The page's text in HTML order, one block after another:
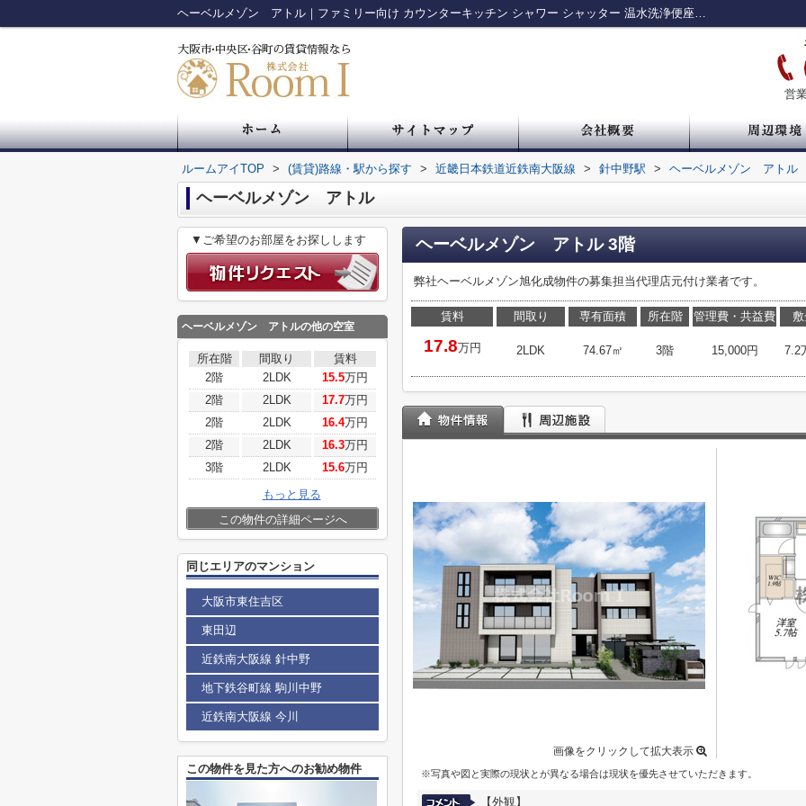
ヘーベルメゾン アトル｜ファミリー向け カウンターキッチン シャワー シャッター 温水洗浄便座｜中央区・谷町・谷四の賃貸情報 ルームアイ
営
ルームアイTOP > (賃貸)路線・駅から探す > 近畿日本鉄道近鉄南大阪線 > 針中野駅 > ヘーベルメゾン アトル
ヘーベルメゾン アトル
ヘーベルメゾン アトル 3階
弊社ヘーベルメゾン旭化成物件の募集担当代理店元付け業者です。
賃料
17.8万円
間取り
2LDK
専有面積
74.67㎡
所在階
3階
管理費・共益費
15,000円 7.2
画像をクリックして拡大表示
※写真や図と実際の現状とが異なる場合は現状を優先させていただきます。
【外観】
▼ご希望のお部屋をお探しします
ヘーベルメゾン アトルの他の空室
所在階 間取り
賃料
2階
2LDK 15.5万円
2階
2LDK 17.7万円
2階
2LDK 16.4万円
2階
2LDK 16.3万円
3階
2LDK 15.6万円
もっと見る
この物件の詳細ページへ
同じエリアのマンション
大阪市東住吉区
東田辺
近鉄南大阪線 針中野
地下鉄谷町線 駒川中野
近鉄南大阪線 今川
この物件を見た方へのお勧め物件